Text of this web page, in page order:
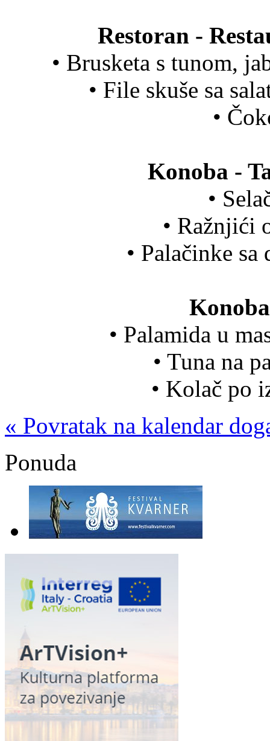
Restoran -
• Brusketa s tunom,
• File skuše sa
•
Konoba -
•
• Ražnjići
• Palačinke
• Palamida u
• Tuna na
• Kolač po
« Povratak na kalendar
Ponuda